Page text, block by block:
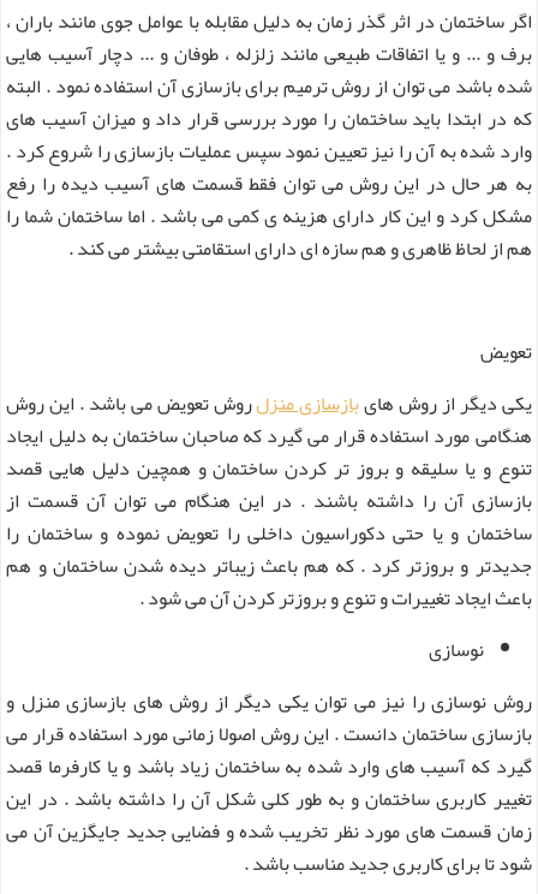
اگر ساختمان در اثر گذر زمان به دلیل مقابله با عوامل جوی مانند باران ،
برف و ... و یا اتفاقات طبیعی مانند زلزله ، طوفان و ... دچار آسیب هایی
شده باشد می توان از روش ترمیم برای بازسازی آن استفاده نمود . البته
که در ابتدا باید ساختمان را مورد بررسی قرار داد و میزان آسیب های
وارد شده به آن را نیز تعیین نمود سپس عملیات بازسازی را شروع کرد .
به هر حال در این روش می توان فقط قسمت های آسیب دیده را رفع
مشکل کرد و این کار دارای هزینه ی کمی می باشد . اما ساختمان شما را
هم از لحاظ ظاهری و هم سازه ای دارای استقامتی بیشتر می کند .
تعویض
یکی دیگر از روش هایبازسازی منزلروش تعویض می باشد . این روش
هنگامی مورد استفاده قرار می گیرد که صاحبان ساختمان به دلیل ایجاد
تنوع و یا سلیقه و بروز تر کردن ساختمان و همچین دلیل هایی قصد
بازسازی آن را داشته باشند . در این هنگام می توان آن قسمت از
ساختمان و یا حتی دکوراسیون داخلی را تعویض نموده و ساختمان را
جدیدتر و بروزتر کرد . که هم باعث زیباتر دیده شدن ساختمان و هم
باعث ایجاد تغییرات و تنوع و بروزتر کردن آن می شود .
نوسازی
روش نوسازی را نیز می توان یکی دیگر از روش های بازسازی منزل و
بازسازی ساختمان دانست . این روش اصولا زمانی مورد استفاده قرار می
گیرد که آسیب های وارد شده به ساختمان زیاد باشد و یا کارفرما قصد
تغییر کاربری ساختمان و به طور کلی شکل آن را داشته باشد . در این
زمان قسمت های مورد نظر تخریب شده و فضایی جدید جایگزین آن می
شود تا برای کاربری جدید مناسب باشد .